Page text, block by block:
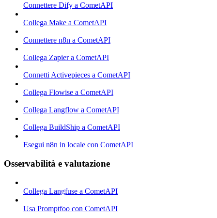
Connettere Dify a CometAPI
Collega Make a CometAPI
Connettere n8n a CometAPI
Collega Zapier a CometAPI
Connetti Activepieces a CometAPI
Collega Flowise a CometAPI
Collega Langflow a CometAPI
Collega BuildShip a CometAPI
Esegui n8n in locale con CometAPI
Osservabilità e valutazione
Collega Langfuse a CometAPI
Usa Promptfoo con CometAPI